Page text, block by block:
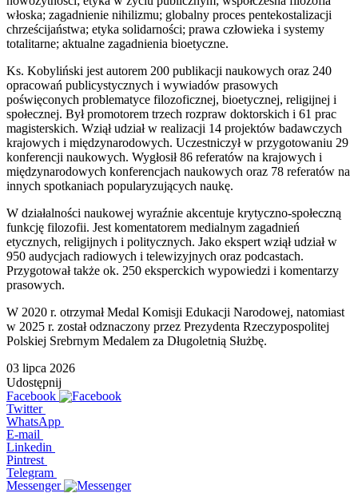
włoska; zagadnienie nihilizmu; globalny proces pentekostalizacji
chrześcijaństwa; etyka solidarności; prawa człowieka i systemy
totalitarne; aktualne zagadnienia bioetyczne.
Ks. Kobyliński jest autorem 200 publikacji naukowych oraz 240
opracowań publicystycznych i wywiadów prasowych
poświęconych problematyce filozoficznej, bioetycznej, religijnej i
społecznej. Był promotorem trzech rozpraw doktorskich i 61 prac
magisterskich. Wziął udział w realizacji 14 projektów badawczych
krajowych i międzynarodowych. Uczestniczył w przygotowaniu 29
konferencji naukowych. Wygłosił 86 referatów na krajowych i
międzynarodowych konferencjach naukowych oraz 78 referatów na
innych spotkaniach popularyzujących naukę.
W działalności naukowej wyraźnie akcentuje krytyczno-społeczną
funkcję filozofii. Jest komentatorem medialnym zagadnień
etycznych, religijnych i politycznych. Jako ekspert wziął udział w
950 audycjach radiowych i telewizyjnych oraz podcastach.
Przygotował także ok. 250 eksperckich wypowiedzi i komentarzy
prasowych.
W 2020 r. otrzymał Medal Komisji Edukacji Narodowej, natomiast
w 2025 r. został odznaczony przez Prezydenta Rzeczypospolitej
Polskiej Srebrnym Medalem za Długoletnią Służbę.
03 lipca 2026
Udostępnij
Facebook
Twitter
WhatsApp
E-mail
Linkedin
Pintrest
Telegram
Messenger